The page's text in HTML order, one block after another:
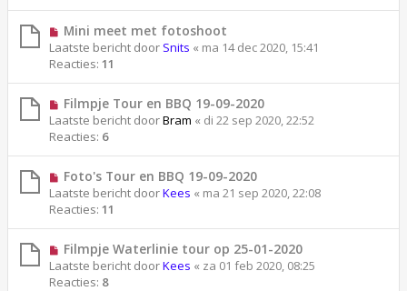
Mini meet met fotoshoot
Laatste bericht door Snits « ma 14 dec 2020, 15:41
Reacties: 11
Filmpje Tour en BBQ 19-09-2020
Laatste bericht doorBram « di 22 sep 2020, 22:52
Reacties: 6
Foto's Tour en BBQ 19-09-2020
Laatste bericht doorKees « ma 21 sep 2020, 22:08
Reacties: 11
Filmpje Waterlinie tour op 25-01-2020
Laatste bericht doorKees « za 01 feb 2020, 08:25
Reacties: 8